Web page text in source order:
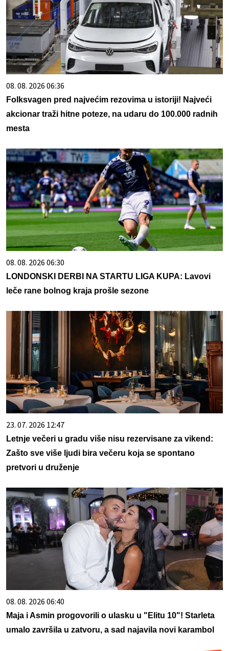
08. 08. 2026 06:36
Folksvagen pred najvećim rezovima u istoriji! Najveći
akcionar traži hitne poteze, na udaru do 100.000 radnih
mesta
08. 08. 2026 06:30
LONDONSKI DERBI NA STARTU LIGA KUPA: Lavovi
leče rane bolnog kraja prošle sezone
23. 07. 2026 12:47
Letnje večeri u gradu više nisu rezervisane za vikend:
Zašto sve više ljudi bira večeru koja se spontano
pretvori u druženje
08. 08. 2026 06:40
Maja i Asmin progovorili o ulasku u "Elitu 10"! Starleta
umalo završila u zatvoru, a sad najavila novi karambol